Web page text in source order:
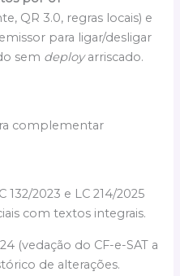
QR 3.0, regras locais) e
para ligar/desligar
sem deployarriscado.
complementar
132/2023 e LC 214/2025
com textos integrais.
(vedação do CF-e-SAT a
de alterações.